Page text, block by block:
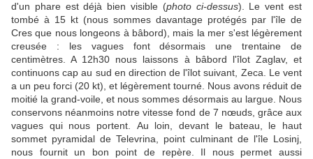
d'un phare est déjà bien visible (photo ci-dessus). Le vent est
tombé à 15 kt (nous sommes davantage protégés par l'île de
Cres que nous longeons à bâbord), mais la mer s'est légèrement
creusée : les vagues font désormais une trentaine de
centimètres. A 12h30 nous laissons à bâbord l'îlot Zaglav, et
continuons cap au sud en direction de l'îlot suivant, Zeca. Le vent
a un peu forci (20 kt), et légèrement tourné. Nous avons réduit de
moitié la grand-voile, et nous sommes désormais au largue. Nous
conservons néanmoins notre vitesse fond de 7 nœuds, grâce aux
vagues qui nous portent. Au loin, devant le bateau, le haut
sommet pyramidal de Televrina, point culminant de l'île Losinj,
nous fournit un bon point de repère. Il nous permet aussi